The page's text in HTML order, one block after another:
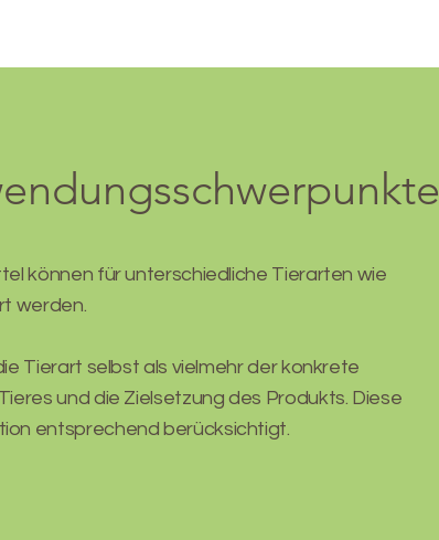
können für unterschiedliche Tierarten wie
werden.
Tierart selbst als vielmehr der konkrete
und die Zielsetzung des Produkts. Diese
entsprechend berücksichtigt.